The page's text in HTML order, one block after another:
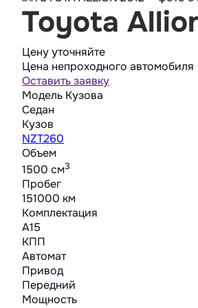
Toyota
Цену уточняйте
Цена непроходного автомобиля
Оставить заявку
Модель Кузова
Седан
Кузов
NZT260
Объем
1500 cм3
Пробег
151000 км
Комплектация
A15
КПП
Автомат
Привод
Передний
Мощность